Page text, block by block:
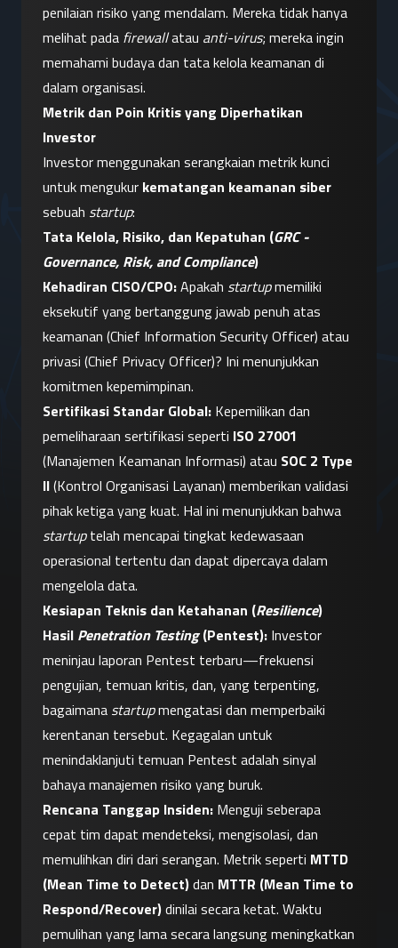
penilaian risiko yang mendalam. Mereka tidak hanya
melihat pada firewall atau anti-virus; mereka ingin
memahami budaya dan tata kelola keamanan di
dalam organisasi.
Metrik dan Poin Kritis yang Diperhatikan
Investor
Investor menggunakan serangkaian metrik kunci
untuk mengukur kematangan keamanan siber
sebuah startup:
Tata Kelola, Risiko, dan Kepatuhan (GRC -
Governance, Risk, and Compliance)
Kehadiran CISO/CPO: Apakah startup memiliki
eksekutif yang bertanggung jawab penuh atas
keamanan (Chief Information Security Officer) atau
privasi (Chief Privacy Officer)? Ini menunjukkan
komitmen kepemimpinan.
Sertifikasi Standar Global: Kepemilikan dan
pemeliharaan sertifikasi seperti ISO 27001
(Manajemen Keamanan Informasi) atau SOC 2 Type
II (Kontrol Organisasi Layanan) memberikan validasi
startup telah mencapai tingkat kedewasaan
operasional tertentu dan dapat dipercaya dalam
mengelola data.
Kesiapan Teknis dan Ketahanan (Resilience)
Hasil Penetration Testing (Pentest): Investor
meninjau laporan Pentest terbaru—frekuensi
pengujian, temuan kritis, dan, yang terpenting,
bagaimana startup mengatasi dan memperbaiki
kerentanan tersebut. Kegagalan untuk
menindaklanjuti temuan Pentest adalah sinyal
bahaya manajemen risiko yang buruk.
Rencana Tanggap Insiden: Menguji seberapa
cepat tim dapat mendeteksi, mengisolasi, dan
memulihkan diri dari serangan. Metrik seperti MTTD
(Mean Time to Detect) dan MTTR (Mean Time to
Respond/Recover) dinilai secara ketat. Waktu
pemulihan yang lama secara langsung meningkatkan